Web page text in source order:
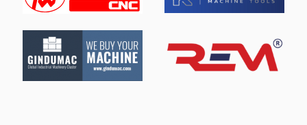
Oms Flejadoras
Rational Equipos De Cocina
Siemens Motores Eléctricos